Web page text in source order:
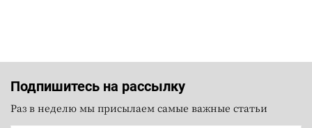
Подпишитесь на рассылку
Раз в неделю мы присылаем самые важные статьи